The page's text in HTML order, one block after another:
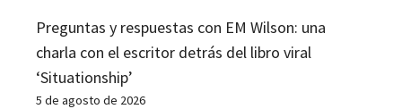
Preguntas y respuestas con EM Wilson: una
charla con el escritor detrás del libro viral
‘Situationship’
5 de agosto de 2026